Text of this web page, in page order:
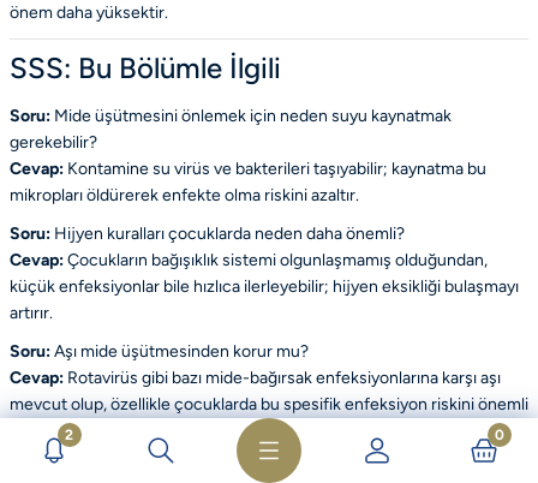
önem daha yüksektir.
SSS: Bu Bölümle İlgili
Soru: Mide üşütmesini önlemek için neden suyu kaynatmak
gerekebilir?
Cevap: Kontamine su virüs ve bakterileri taşıyabilir; kaynatma bu
mikropları öldürerek enfekte olma riskini azaltır.
Soru: Hijyen kuralları çocuklarda neden daha önemli?
Cevap:Çocukların bağışıklık sistemi olgunlaşmamış olduğundan,
küçük enfeksiyonlar bile hızlıca ilerleyebilir; hijyen eksikliği bulaşmayı
artırır.
Soru:Aşı mide üşütmesinden korur mu?
Cevap: Rotavirüs gibi bazı mide-bağırsak enfeksiyonlarına karşı aşı
mevcut olup, özellikle çocuklarda bu spesifik enfeksiyon riskini önemli
ölçüde azaltır.
2 0